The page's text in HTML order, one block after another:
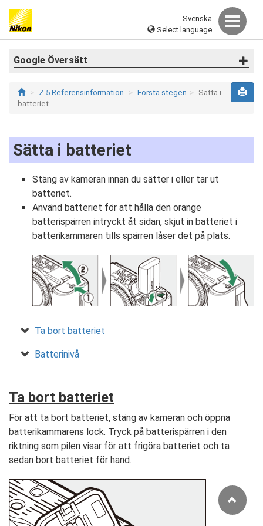
Svenska
Select language
Google Översätt
Z 5 Referensinformation Första stegen
Sätta i
batteriet
Sätta i batteriet
Stäng av kameran innan du sätter i eller tar ut
batteriet.
Använd batteriet för att hålla den orange
batterispärren intryckt åt sidan, skjut in batteriet i
batterikammaren tills spärren låser det på plats.
Ta bort batteriet
Batterinivå
Ta bort batteriet
För att ta bort batteriet, stäng av kameran och öppna
batterikammarens lock. Tryck på batterispärren i den
riktning som pilen visar för att frigöra batteriet och ta
sedan bort batteriet för hand.